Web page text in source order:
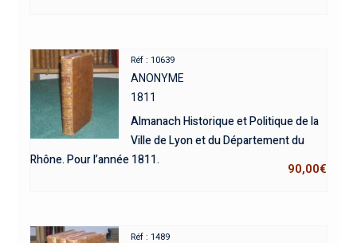
Réf : 10639
ANONYME
1811
Almanach Historique et Politique de la
Ville de Lyon et du Département du
Rhône. Pour l’année 1811.
90,00€
Réf : 1489